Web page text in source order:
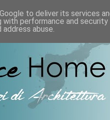
to deliver its services
with performance and
abuse.